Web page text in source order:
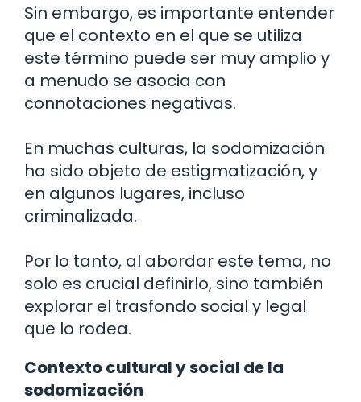
Sin embargo, es importante entender
que el contexto en el que se utiliza
este término puede ser muy amplio y
a menudo se asocia con
connotaciones negativas.
En muchas culturas, la sodomización
ha sido objeto de estigmatización, y
en algunos lugares, incluso
criminalizada.
Por lo tanto, al abordar este tema, no
solo es crucial definirlo, sino también
explorar el trasfondo social y legal
que lo rodea.
Contexto cultural y social de la
sodomización